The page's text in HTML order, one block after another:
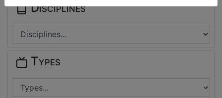
Disciplines
Types